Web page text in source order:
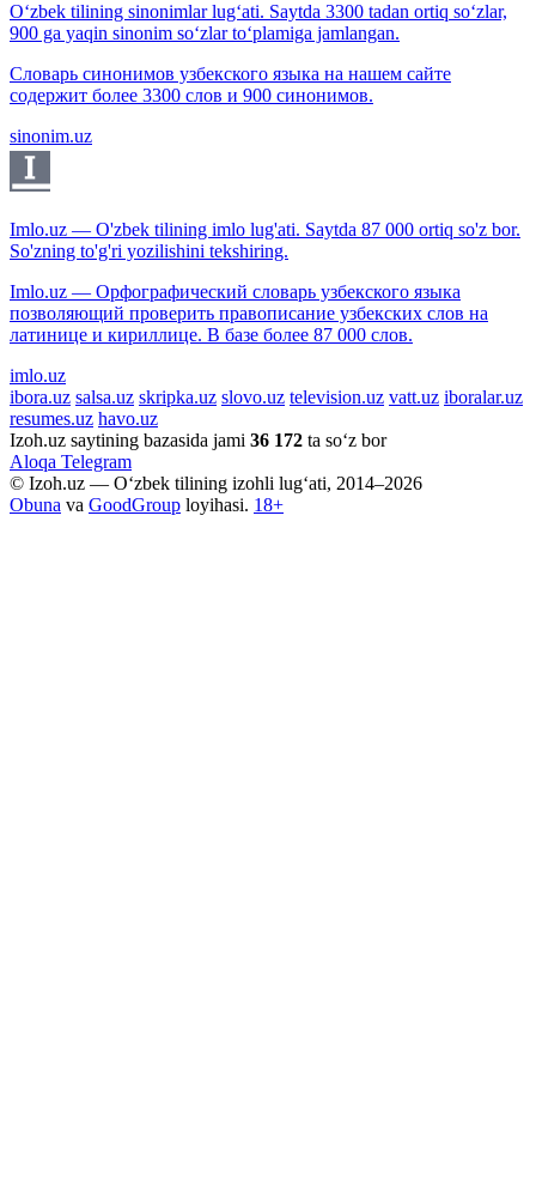
O‘zbek tilining sinonimlar lug‘ati. Saytda 3300 tadan ortiq so‘zlar,
900 ga yaqin sinonim so‘zlar to‘plamiga jamlangan.
Словарь синонимов узбекского языка на нашем сайте
содержит более 3300 слов и 900 синонимов.
sinonim.uz
Imlo.uz — O'zbek tilining imlo lug'ati. Saytda 87 000 ortiq so'z bor.
So'zning to'g'ri yozilishini tekshiring.
Imlo.uz — Орфографический словарь узбекского языка
позволяющий проверить правописание узбекских слов на
латинице и кириллице. В базе более 87 000 слов.
imlo.uz
ibora.uz salsa.uz skripka.uz slovo.uz television.uz vatt.uz iboralar.uz
resumes.uz havo.uz
Izoh.uz saytining bazasida jami 36 172 ta so‘z bor
Aloqa Telegram
© Izoh.uz — O‘zbek tilining izohli lug‘ati, 2014–2026
Obuna va GoodGroup loyihasi. 18+